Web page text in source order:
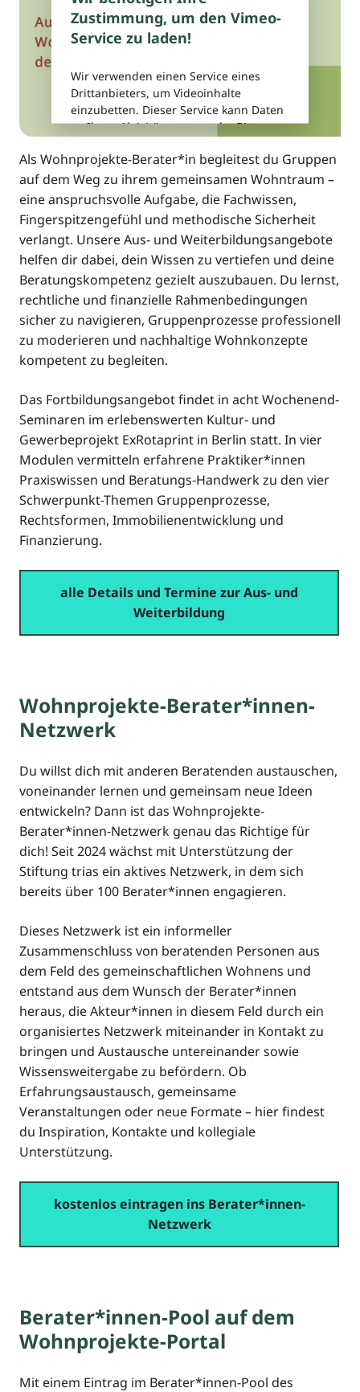
Zustimmung, um den Vimeo-
Service zu laden!
Wir verwenden einen Service eines
Drittanbieters, um Videoinhalte
einzubetten. Dieser Service kann Daten
zu Ihren Aktivitäten sammeln. Bitte
stimmen Sie der Nutzung des Service
zu, um dieses Video anzusehen.
Akzeptieren
Mehr Informationen
Als Wohnprojekte-Berater*in begleitest du Gruppen
auf dem Weg zu ihrem gemeinsamen Wohntraum –
eine anspruchsvolle Aufgabe, die Fachwissen,
Fingerspitzengefühl und methodische Sicherheit
verlangt. Unsere Aus- und Weiterbildungsangebote
helfen dir dabei, dein Wissen zu vertiefen und deine
Beratungskompetenz gezielt auszubauen. Du lernst,
rechtliche und finanzielle Rahmenbedingungen
sicher zu navigieren, Gruppenprozesse professionell
zu moderieren und nachhaltige Wohnkonzepte
kompetent zu begleiten.
Das Fortbildungsangebot findet in acht Wochenend-
Seminaren im erlebenswerten Kultur- und
Gewerbeprojekt ExRotaprint in Berlin statt. In vier
Modulen vermitteln erfahrene Praktiker*innen
Praxiswissen und Beratungs-Handwerk zu den vier
Schwerpunkt-Themen Gruppenprozesse,
Rechtsformen, Immobilienentwicklung und
Finanzierung.
alle Details und Termine zur Aus- und
Weiterbildung
Wohnprojekte-Berater*innen-
Netzwerk
Du willst dich mit anderen Beratenden austauschen,
voneinander lernen und gemeinsam neue Ideen
entwickeln? Dann ist das Wohnprojekte-
Berater*innen-Netzwerk genau das Richtige für
dich! Seit 2024 wächst mit Unterstützung der
Stiftung trias ein aktives Netzwerk, in dem sich
bereits über 100 Berater*innen engagieren.
Dieses Netzwerk ist ein informeller
Zusammenschluss von beratenden Personen aus
dem Feld des gemeinschaftlichen Wohnens und
entstand aus dem Wunsch der Berater*innen
heraus, die Akteur*innen in diesem Feld durch ein
organisiertes Netzwerk miteinander in Kontakt zu
bringen und Austausche untereinander sowie
Wissensweitergabe zu befördern. Ob
Erfahrungsaustausch, gemeinsame
Veranstaltungen oder neue Formate – hier findest
du Inspiration, Kontakte und kollegiale
Unterstützung.
kostenlos eintragen ins Berater*innen-
Netzwerk
Berater*innen-Pool auf dem
Wohnprojekte-Portal
Mit einem Eintrag im Berater*innen-Pool des